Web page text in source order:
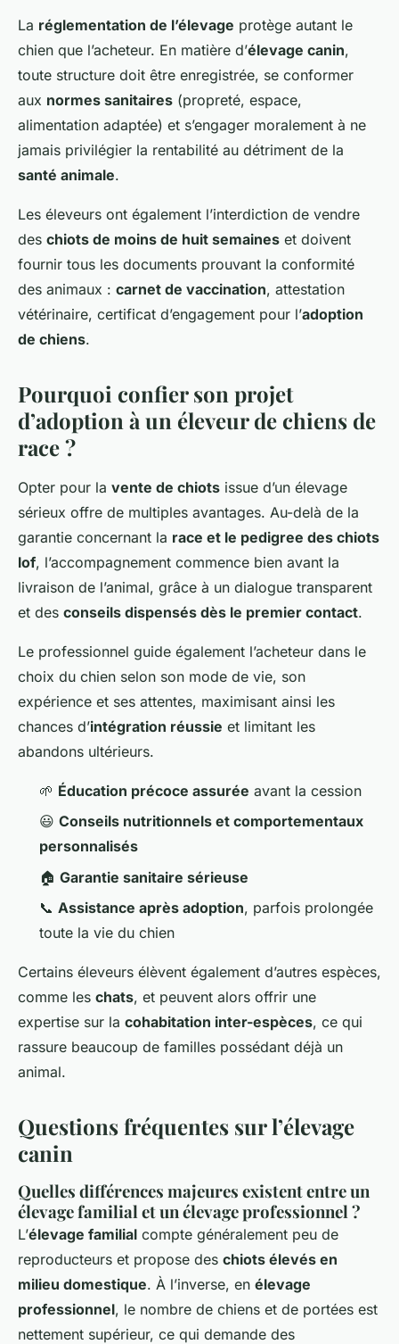
La réglementation de l’élevage protège autant le
chien que l’acheteur. En matière d’élevage canin,
toute structure doit être enregistrée, se conformer
aux normes sanitaires (propreté, espace,
alimentation adaptée) et s’engager moralement à ne
jamais privilégier la rentabilité au détriment de la
santé animale.
Les éleveurs ont également l’interdiction de vendre
des chiots de moins de huit semaines et doivent
fournir tous les documents prouvant la conformité
des animaux : carnet de vaccination, attestation
vétérinaire, certificat d’engagement pour l’adoption
de chiens.
Pourquoi confier son projet
d’adoption à un éleveur de chiens de
race ?
Opter pour la vente de chiots issue d’un élevage
sérieux offre de multiples avantages. Au-delà de la
garantie concernant la race et le pedigree des chiots
lof, l’accompagnement commence bien avant la
livraison de l’animal, grâce à un dialogue transparent
et des conseils dispensés dès le premier contact.
Le professionnel guide également l’acheteur dans le
choix du chien selon son mode de vie, son
expérience et ses attentes, maximisant ainsi les
chances d’intégration réussie et limitant les
abandons ultérieurs.
🌱 Éducation précoce assurée avant la cession
😃 Conseils nutritionnels et comportementaux
personnalisés
🏠 Garantie sanitaire sérieuse
📞 Assistance après adoption, parfois prolongée
toute la vie du chien
Certains éleveurs élèvent également d’autres espèces,
comme les chats, et peuvent alors offrir une
expertise sur la cohabitation inter-espèces, ce qui
rassure beaucoup de familles possédant déjà un
animal.
Questions fréquentes sur l’élevage
canin
Quelles différences majeures existent entre un
élevage familial et un élevage professionnel ?
L’élevage familial compte généralement peu de
reproducteurs et propose des chiots élevés en
milieu domestique. À l’inverse, en élevage
professionnel, le nombre de chiens et de portées est
nettement supérieur, ce qui demande des